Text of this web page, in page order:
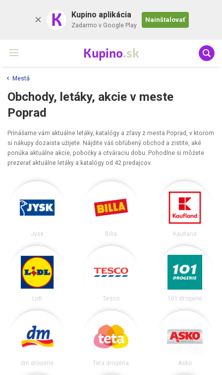
K Kupino aplikácia
Zadarmo v Google Play
Nainštalovať
Kupino.sk
Mestá
Obchody, letáky, akcie v meste
Poprad
Prinášame vám aktuálne letáky, katalógy a zľavy z mesta Poprad, v ktorom
si nákupy dozaista užijete. Nájdite váš obľúbený obchod a zistite, aké
ponúka aktuálne akcie, pobočky a otváraciu dobu. Pohodlne si môžete
prezerať aktuálne letáky a katalógy od 42 predajcov.
Jysk Billa Kaufland
Lidl Tesco 101 drogerie
dm drogerie Teta drogéria Asko